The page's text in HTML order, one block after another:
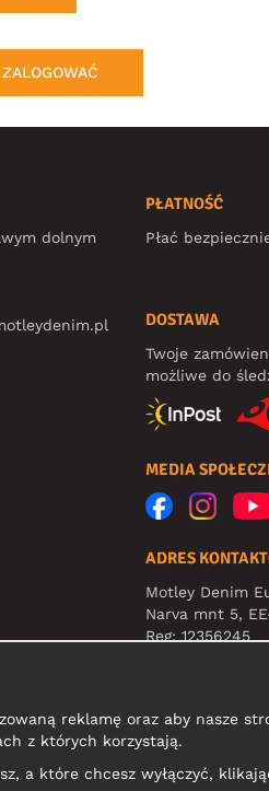
dolnym
PŁATNOŚĆ
Płać
DOSTAWA
Twoje
możliwe do
MEDIA
ADRES
Motley Denim
Narva mnt 5,
Reg: 12356245
reklamę oraz aby nasze
z których korzystają.
a które chcesz wyłączyć,